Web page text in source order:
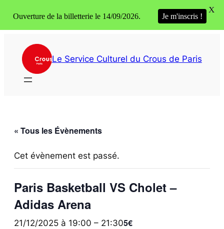
Le Service Culturel du Crous de Paris
« Tous les Évènements
Cet évènement est passé.
Paris Basketball VS Cholet –
Adidas Arena
21/12/2025 à 19:00 – 21:305€
Ouverture de la billetterie le 14/09/2026. Je m'inscris !
X